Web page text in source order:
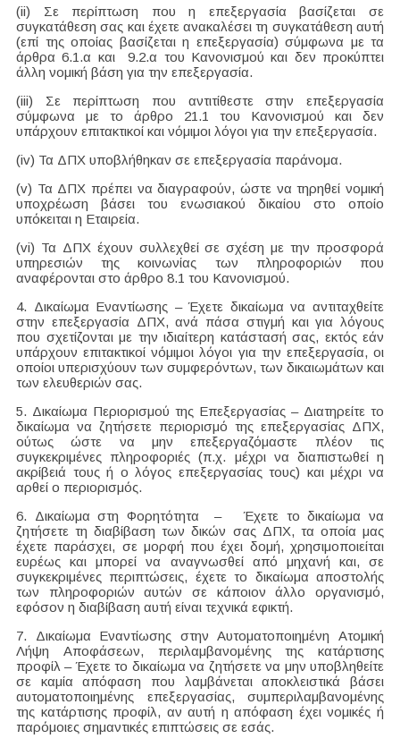
(ii) Σε περίπτωση που η επεξεργασία βασίζεται σε
συγκατάθεση σας και έχετε ανακαλέσει τη συγκατάθεση αυτή
(επί της οποίας βασίζεται η επεξεργασία) σύμφωνα με τα
άρθρα 6.1.α και 9.2.α του Κανονισμού και δεν προκύπτει
άλλη νομική βάση για την επεξεργασία.
(iii) Σε περίπτωση που αντιτίθεστε στην επεξεργασία
σύμφωνα με το άρθρο 21.1 του Κανονισμού και δεν
υπάρχουν επιτακτικοί και νόμιμοι λόγοι για την επεξεργασία.
(iv) Τα ΔΠΧ υποβλήθηκαν σε επεξεργασία παράνομα.
(v) Τα ΔΠΧ πρέπει να διαγραφούν, ώστε να τηρηθεί νομική
υποχρέωση βάσει του ενωσιακού δικαίου στο οποίο
υπόκειται η Εταιρεία.
(vi) Τα ΔΠΧ έχουν συλλεχθεί σε σχέση με την προσφορά
υπηρεσιών της κοινωνίας των πληροφοριών που
αναφέρονται στο άρθρο 8.1 του Κανονισμού.
4. Δικαίωμα Εναντίωσης – Έχετε δικαίωμα να αντιταχθείτε
στην επεξεργασία ΔΠΧ, ανά πάσα στιγμή και για λόγους
που σχετίζονται με την ιδιαίτερη κατάστασή σας, εκτός εάν
υπάρχουν επιτακτικοί νόμιμοι λόγοι για την επεξεργασία, οι
οποίοι υπερισχύουν των συμφερόντων, των δικαιωμάτων και
των ελευθεριών σας.
5. Δικαίωμα Περιορισμού της Επεξεργασίας – Διατηρείτε το
δικαίωμα να ζητήσετε περιορισμό της επεξεργασίας ΔΠΧ,
ούτως ώστε να μην επεξεργαζόμαστε πλέον τις
συγκεκριμένες πληροφοριές (π.χ. μέχρι να διαπιστωθεί η
ακρίβειά τους ή ο λόγος επεξεργασίας τους) και μέχρι να
αρθεί ο περιορισμός.
6. Δικαίωμα στη Φορητότητα – Έχετε το δικαίωμα να
ζητήσετε τη διαβίβαση των δικών σας ΔΠΧ, τα οποία μας
έχετε παράσχει, σε μορφή που έχει δομή, χρησιμοποιείται
ευρέως και μπορεί να αναγνωσθεί από μηχανή και, σε
συγκεκριμένες περιπτώσεις, έχετε το δικαίωμα αποστολής
των πληροφοριών αυτών σε κάποιον άλλο οργανισμό,
εφόσον η διαβίβαση αυτή είναι τεχνικά εφικτή.
7. Δικαίωμα Εναντίωσης στην Αυτοματοποιημένη Ατομική
Λήψη Αποφάσεων, περιλαμβανομένης της κατάρτισης
προφίλ – Έχετε το δικαίωμα να ζητήσετε να μην υποβληθείτε
σε καμία απόφαση που λαμβάνεται αποκλειστικά βάσει
αυτοματοποιημένης επεξεργασίας, συμπεριλαμβανομένης
της κατάρτισης προφίλ, αν αυτή η απόφαση έχει νομικές ή
παρόμοιες σημαντικές επιπτώσεις σε εσάς.